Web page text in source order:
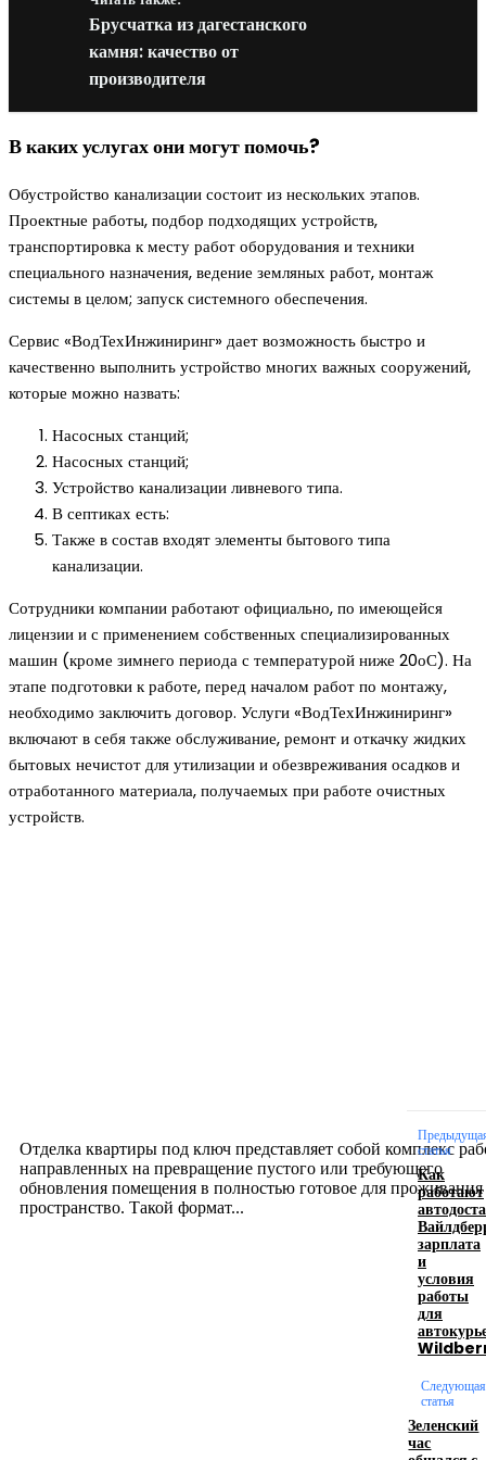
Брусчатка из дагестанского
камня: качество от
производителя
В каких услугах они могут помочь?
Обустройство канализации состоит из нескольких этапов.
Проектные работы, подбор подходящих устройств,
транспортировка к месту работ оборудования и техники
специального назначения, ведение земляных работ, монтаж
системы в целом; запуск системного обеспечения.
Сервис «ВодТехИнжиниринг» дает возможность быстро и
качественно выполнить устройство многих важных сооружений,
которые можно назвать:
Насосных станций;
Насосных станций;
Устройство канализации ливневого типа.
В септиках есть:
Также в состав входят элементы бытового типа
канализации.
Сотрудники компании работают официально, по имеющейся
лицензии и с применением собственных специализированных
машин (кроме зимнего периода с температурой ниже 20оС). На
этапе подготовки к работе, перед началом работ по монтажу,
необходимо заключить договор. Услуги «ВодТехИнжиниринг»
включают в себя также обслуживание, ремонт и откачку жидких
бытовых нечистот для утилизации и обезвреживания осадков и
отработанного материала, получаемых при работе очистных
устройств.
Отделка квартиры под ключ представляет собой комплекс
направленных на превращение пустого или требующего
обновления помещения в полностью готовое для проживания
пространство. Такой формат...
логотипом: эффективный инструмент бренда
Девушка в бокале: легендарный номер бурлеска
статья
Как
работают
зарплата
и
условия
работы
для
Следующая
статья
Зеленский
час